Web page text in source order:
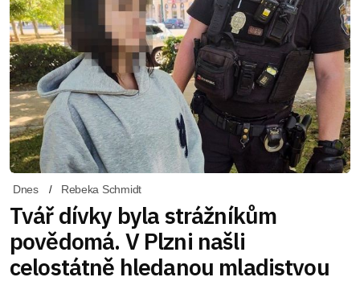
Dnes Rebeka Schmidt
Tvář dívky byla strážníkům
povědomá. V Plzni našli
celostátně hledanou mladistvou